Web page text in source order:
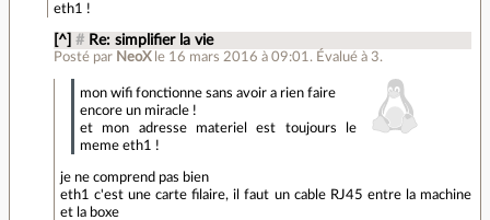
eth1 !
[^] # Re: simplifier la vie
Posté par NeoX le 16 mars 2016 à 09:01 . Évalué à 3.
mon wifi fonctionne sans avoir a rien faire
encore un miracle !
et mon adresse materiel est toujours le
meme eth1 !
je ne comprend pas bien
eth1 c'est une carte filaire, il faut un cable RJ45 entre la machine
et la boxe